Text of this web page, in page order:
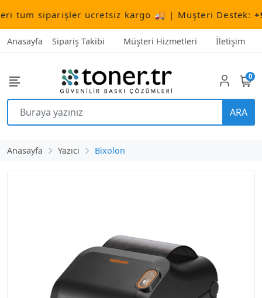
siparişler ücretsiz kargo 🚚 | Müşteri Destek:+90
Anasayfa Sipariş Takibi Müşteri Hizmetleri İletişim
ARA
0
Anasayfa Yazıcı Bixolon